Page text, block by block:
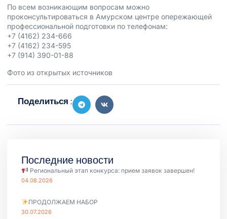
По всем возникающим вопросам можно
проконсультироваться в Амурском центре опережающей
профессиональной подготовки по телефонам:
+7 (4162) 234-666
+7 (4162) 234-595
+7 (914) 390-01-88
Фото из открытых источников
Поделиться :
Последние новости
Региональный этап конкурса: прием заявок завершен!
04.08.2026
ПРОДОЛЖАЕМ НАБОР
30.07.2026